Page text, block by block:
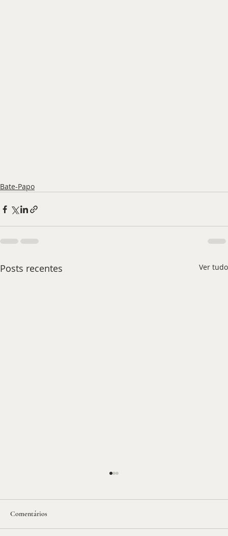
Bate-Papo
Posts recentes Ver tudo
Comentários